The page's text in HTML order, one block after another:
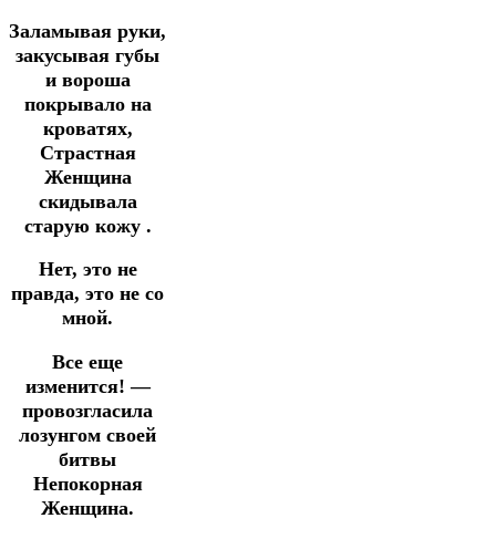
Заламывая руки,
закусывая губы
и вороша
покрывало на
кроватях,
Страстная
Женщина
скидывала
старую кожу .
Нет, это не
правда, это не со
мной.
Все еще
изменится! —
провозгласила
лозунгом своей
битвы
Непокорная
Женщина.